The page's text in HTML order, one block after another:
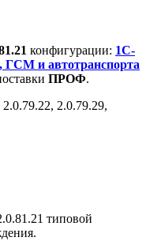
конфигурации: 1С-
ГСМ и автотранспорта
ПРОФ.
2.0.79.29,
типовой